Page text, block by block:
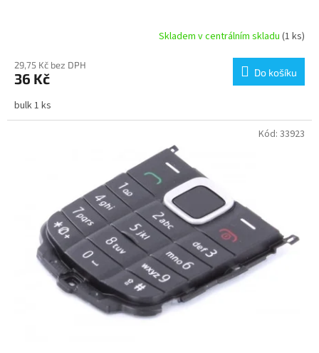
Skladem v centrálním skladu (1 ks)
29,75 Kč bez DPH
36 Kč Do košíku
bulk 1 ks
Kód: 33923